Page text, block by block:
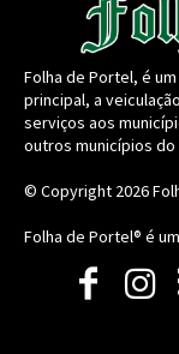
Folha de Portel, é
principal, a
serviços aos
outros municípios do
© Copyright 2026
Folha de Portel® é